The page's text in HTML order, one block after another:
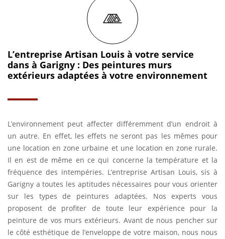
L’entreprise Artisan Louis à votre service
dans à Garigny : Des peintures murs
extérieurs adaptées à votre environnement
L’environnement peut affecter différemment d’un endroit à
un autre. En effet, les effets ne seront pas les mêmes pour
une location en zone urbaine et une location en zone rurale.
Il en est de même en ce qui concerne la température et la
fréquence des intempéries. L’entreprise Artisan Louis, sis à
Garigny a toutes les aptitudes nécessaires pour vous orienter
sur les types de peintures adaptées. Nos experts vous
proposent de profiter de toute leur expérience pour la
peinture de vos murs extérieurs. Avant de nous pencher sur
le côté esthétique de l’enveloppe de votre maison, nous nous